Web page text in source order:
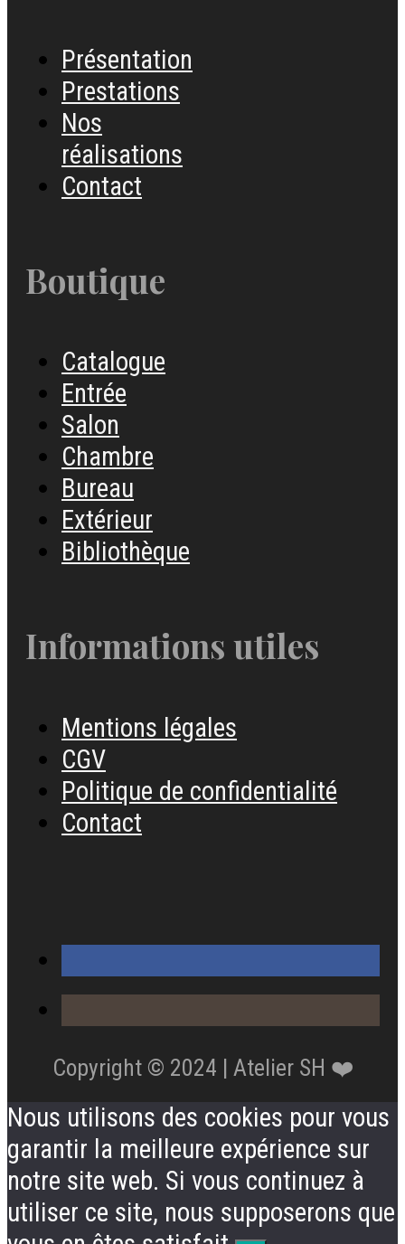
Présentation
Prestations
Nos
réalisations
Contact
Boutique
Catalogue
Entrée
Salon
Chambre
Bureau
Extérieur
Bibliothèque
Informations utiles
Mentions légales
CGV
Politique de confidentialité
Contact
Copyright © 2024 | Atelier SH ❤️
Nous utilisons des cookies pour vous
garantir la meilleure expérience sur
notre site web. Si vous continuez à
utiliser ce site, nous supposerons que